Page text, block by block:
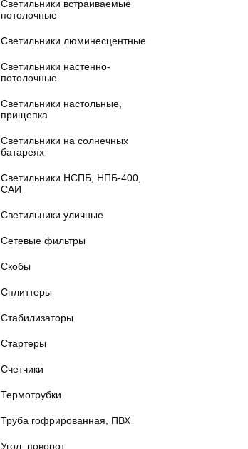
Светильники встраиваемые
потолочные
Светильники люминесцентные
Светильники настенно-
потолочные
Светильники настольные,
прищепка
Светильники на солнечных
батареях
Светильники НСПБ, НПБ-400,
САИ
Светильники уличные
Сетевые фильтры
Скобы
Сплиттеры
Стабилизаторы
Стартеры
Счетчики
Термотрубки
Труба гофрированная, ПВХ
Угол, поворот